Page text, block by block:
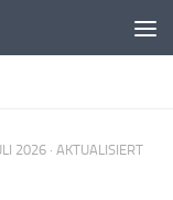
2026 · AKTUALISIERT